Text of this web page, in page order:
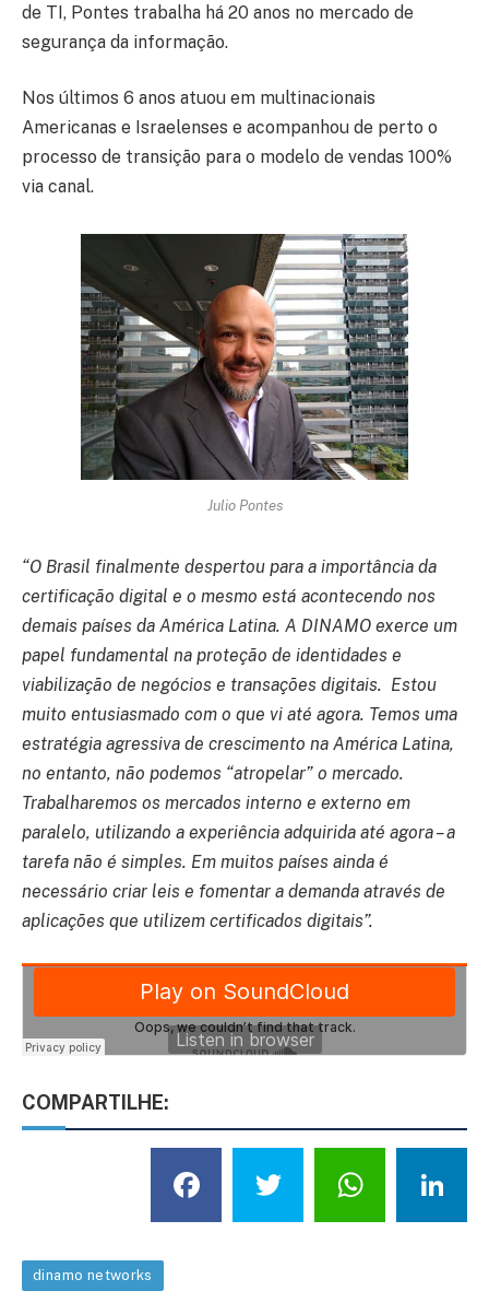
de TI, Pontes trabalha há 20 anos no mercado de
segurança da informação.
Nos últimos 6 anos atuou em multinacionais
Americanas e Israelenses e acompanhou de perto o
processo de transição para o modelo de vendas 100%
via canal.
Julio Pontes
“O Brasil finalmente despertou para a importância da
certificação digital e o mesmo está acontecendo nos
demais países da América Latina. A DINAMO exerce um
papel fundamental na proteção de identidades e
viabilização de negócios e transações digitais. Estou
muito entusiasmado com o que vi até agora. Temos uma
estratégia agressiva de crescimento na América Latina,
no entanto, não podemos “atropelar” o mercado.
Trabalharemos os mercados interno e externo em
paralelo, utilizando a experiência adquirida até agora – a
tarefa não é simples. Em muitos países ainda é
necessário criar leis e fomentar a demanda através de
aplicações que utilizem certificados digitais”.
COMPARTILHE:
Facebook
Twitter
dinamo networks